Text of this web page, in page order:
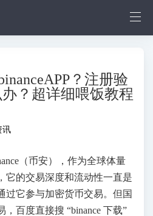
？注册验
？超详细喂饭教程
讯
（币安），作为全球体量
它的交易深度和流动性一直是
过它参与加密货币交易。但国
百度直接搜 “binance 下载”